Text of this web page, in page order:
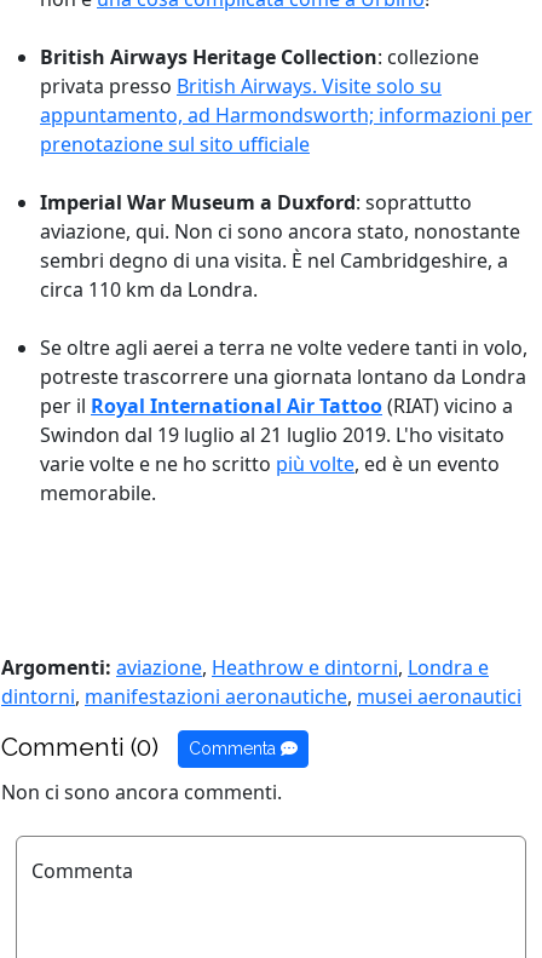
British Airways Heritage Collection: collezione
privata presso British Airways. Visite solo su
appuntamento, ad Harmondsworth; informazioni per
prenotazione sul sito ufficiale
Imperial War Museum a Duxford: soprattutto
aviazione, qui. Non ci sono ancora stato, nonostante
sembri degno di una visita. È nel Cambridgeshire, a
circa 110 km da Londra.
Se oltre agli aerei a terra ne volte vedere tanti in volo,
potreste trascorrere una giornata lontano da Londra
per il Royal International Air Tattoo(RIAT) vicino a
Swindon dal 19 luglio al 21 luglio 2019. L'ho visitato
varie volte e ne ho scritto più volte, ed è un evento
memorabile.
Argomenti: aviazione, Heathrow e dintorni, Londra e
dintorni, manifestazioni aeronautiche, musei aeronautici
Commenti (0) Commenta
Non ci sono ancora commenti.
Commenta